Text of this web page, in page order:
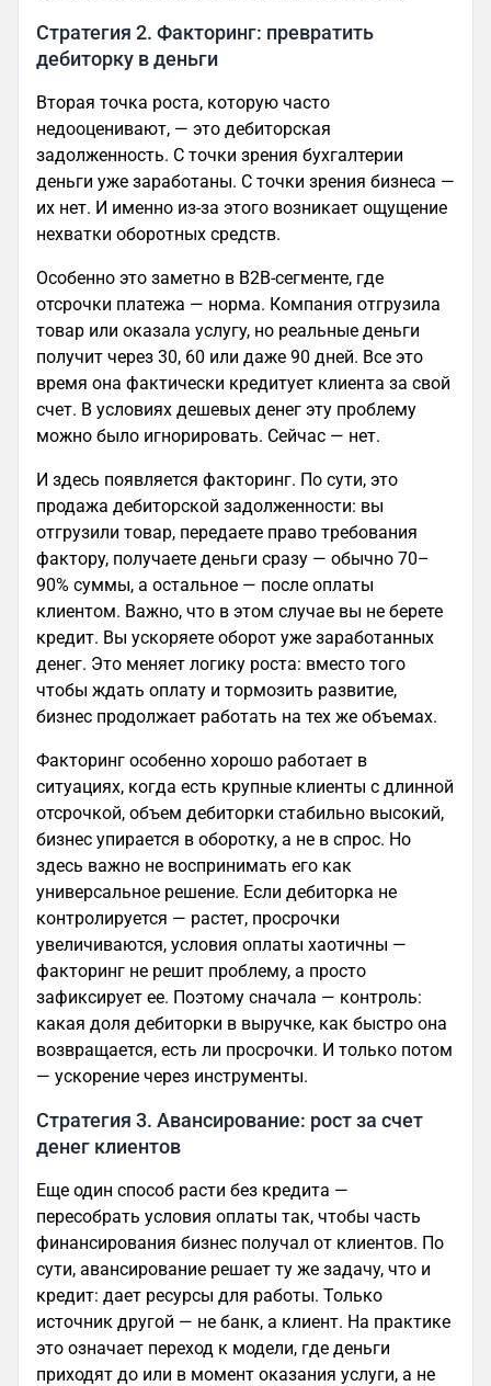
Стратегия 2. Факторинг: превратить
дебиторку в деньги
Вторая точка роста, которую часто
недооценивают, — это дебиторская
задолженность. С точки зрения бухгалтерии
деньги уже заработаны. С точки зрения бизнеса —
их нет. И именно из-за этого возникает ощущение
нехватки оборотных средств.
Особенно это заметно в B2B-сегменте, где
отсрочки платежа — норма. Компания отгрузила
товар или оказала услугу, но реальные деньги
получит через 30, 60 или даже 90 дней. Все это
время она фактически кредитует клиента за свой
счет. В условиях дешевых денег эту проблему
можно было игнорировать. Сейчас — нет.
И здесь появляется факторинг. По сути, это
продажа дебиторской задолженности: вы
отгрузили товар, передаете право требования
фактору, получаете деньги сразу — обычно 70–
90% суммы, а остальное — после оплаты
клиентом. Важно, что в этом случае вы не берете
кредит. Вы ускоряете оборот уже заработанных
денег. Это меняет логику роста: вместо того
чтобы ждать оплату и тормозить развитие,
бизнес продолжает работать на тех же объемах.
Факторинг особенно хорошо работает в
ситуациях, когда есть крупные клиенты с длинной
отсрочкой, объем дебиторки стабильно высокий,
бизнес упирается в оборотку, а не в спрос. Но
здесь важно не воспринимать его как
универсальное решение. Если дебиторка не
контролируется — растет, просрочки
увеличиваются, условия оплаты хаотичны —
факторинг не решит проблему, а просто
зафиксирует ее. Поэтому сначала — контроль:
какая доля дебиторки в выручке, как быстро она
возвращается, есть ли просрочки. И только потом
— ускорение через инструменты.
Стратегия 3. Авансирование: рост за счет
денег клиентов
Еще один способ расти без кредита —
пересобрать условия оплаты так, чтобы часть
финансирования бизнес получал от клиентов. По
сути, авансирование решает ту же задачу, что и
кредит: дает ресурсы для работы. Только
источник другой — не банк, а клиент. На практике
это означает переход к модели, где деньги
приходят до или в момент оказания услуги, а не